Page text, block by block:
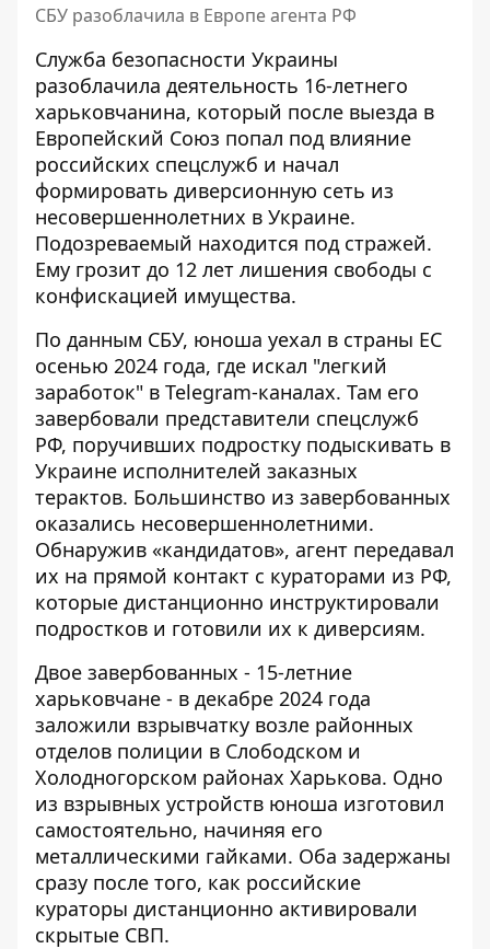
СБУ разоблачила в Европе агента РФ
Служба безопасности Украины
разоблачила деятельность 16-летнего
харьковчанина, который после выезда в
Европейский Союз попал под влияние
российских спецслужб и начал
формировать диверсионную сеть из
несовершеннолетних в Украине.
Подозреваемый находится под стражей.
Ему грозит до 12 лет лишения свободы с
конфискацией имущества.
По данным СБУ, юноша уехал в страны ЕС
осенью 2024 года, где искал "легкий
заработок" в Telegram-каналах. Там его
завербовали представители спецслужб
РФ, поручивших подростку подыскивать в
Украине исполнителей заказных
терактов. Большинство из завербованных
оказались несовершеннолетними.
Обнаружив «кандидатов», агент передавал
их на прямой контакт с кураторами из РФ,
которые дистанционно инструктировали
подростков и готовили их к диверсиям.
Двое завербованных - 15-летние
харьковчане - в декабре 2024 года
заложили взрывчатку возле районных
отделов полиции в Слободском и
Холодногорском районах Харькова. Одно
из взрывных устройств юноша изготовил
самостоятельно, начиняя его
металлическими гайками. Оба задержаны
сразу после того, как российские
кураторы дистанционно активировали
скрытые СВП.